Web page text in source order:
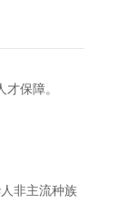
保障。
非主流种族